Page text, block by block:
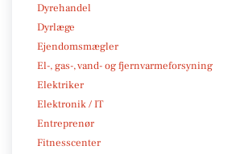
Dyrehandel
Dyrlæge
Ejendomsmægler
El-, gas-, vand- og fjernvarmeforsyning
Elektriker
Elektronik / IT
Entreprenør
Fitnesscenter